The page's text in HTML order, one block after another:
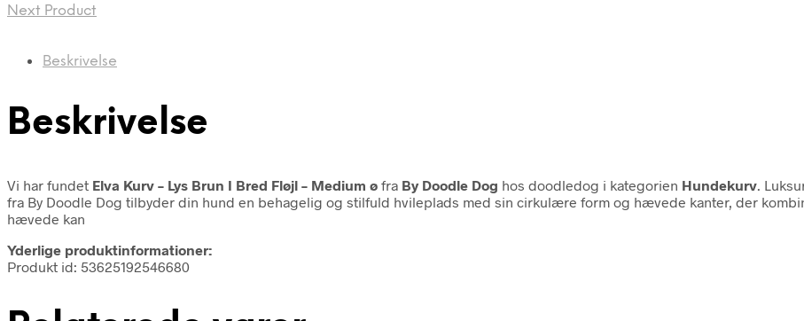
Next Product
Beskrivelse
Beskrivelse
Vi har fundet Elva Kurv – Lys Brun I Bred Fløjl – Medium ø fra By Doodle Dog hos doodledog i kategorien Hundekurv .
fra By Doodle Dog tilbyder din hund en behagelig og stilfuld hvileplads med sin cirkulære form og hævede kanter, der
hævede kan
Yderlige produktinformationer:
Produkt id: 53625192546680